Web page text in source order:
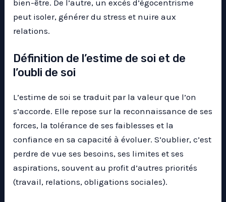
bien-être. De l’autre, un excès d’égocentrisme
peut isoler, générer du stress et nuire aux
relations.
Définition de l’estime de soi et de
l’oubli de soi
L’estime de soi se traduit par la valeur que l’on
s’accorde. Elle repose sur la reconnaissance de ses
forces, la tolérance de ses faiblesses et la
confiance en sa capacité à évoluer. S’oublier, c’est
perdre de vue ses besoins, ses limites et ses
aspirations, souvent au profit d’autres priorités
(travail, relations, obligations sociales).